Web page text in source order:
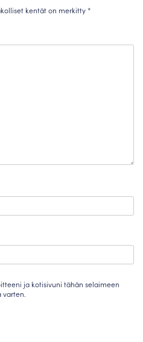
kentät on merkitty*
ja kotisivuni tähän selaimeen